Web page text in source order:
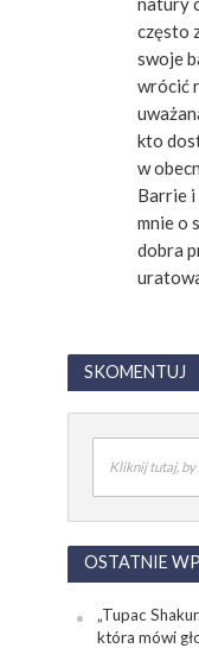
często
swoje
wrócić
kto
w
Barrie i
mnie o
dobra
SKOMENTUJ
Kliknij tutaj, by
OSTATNIE
„Tupac
która mówi